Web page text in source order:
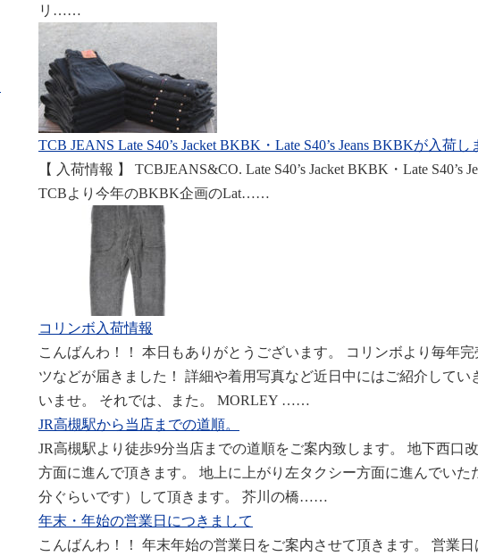
リ……
TCB JEANS Late S40’s Jacket BKBK・Late S40’s Jeans BKBKが入荷し
【 入荷情報 】 TCBJEANS&CO. Late S40’s Jacket BKBK・Late S40’s
TCBより今年のBKBK企画のLat……
コリンボ入荷情報
こんばんわ！！ 本日もありがとうございます。 コリンボより毎年
ツなどが届きました！ 詳細や着用写真など近日中にはご紹介してい
いませ。 それでは、また。 MORLEY ……
JR高槻駅から当店までの道順。
JR高槻駅より徒歩9分当店までの道順をご案内致します。 地下西口
方面に進んで頂きます。 地上に上がり左タクシー方面に進んでいた
分ぐらいです）して頂きます。 芥川の橋……
年末・年始の営業日につきまして
こんばんわ！！ 年末年始の営業日をご案内させて頂きます。 営業